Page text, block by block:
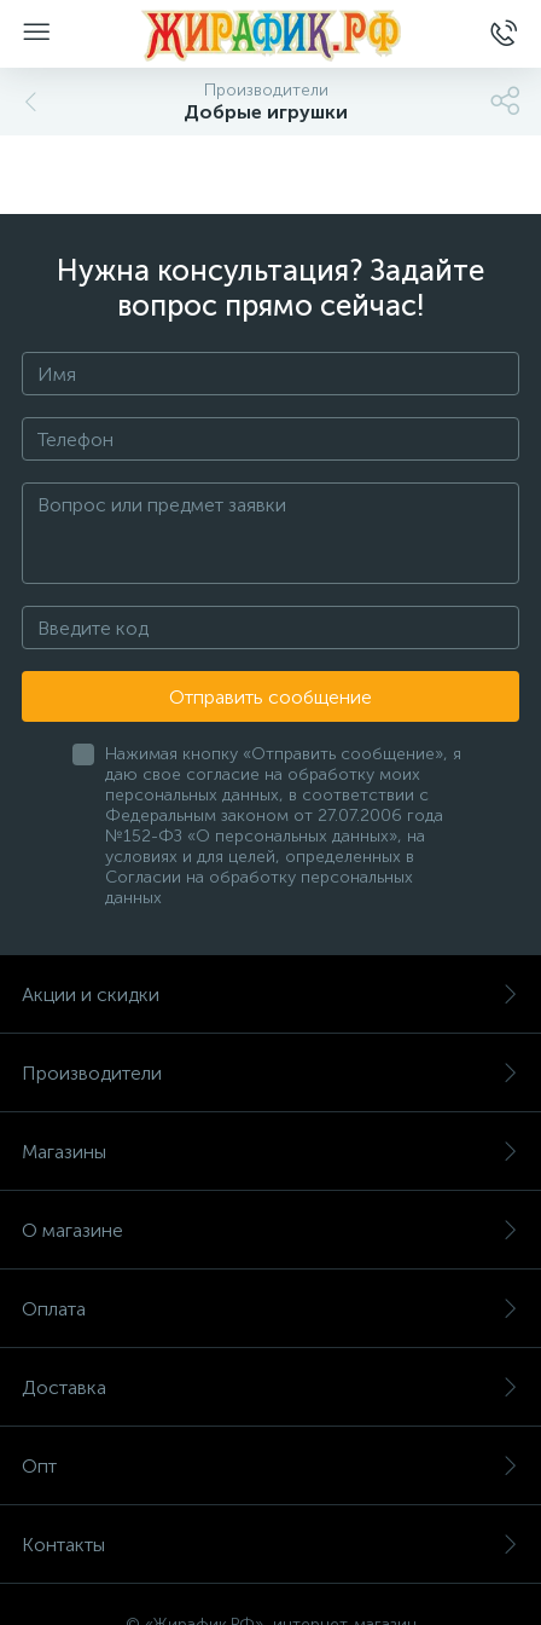
Производители
Добрые игрушки
Нужна консультация? Задайте
вопрос прямо сейчас!
Отправить сообщение
Нажимая кнопку «Отправить сообщение», я
даю свое согласие на обработку моих
персональных данных, в соответствии с
Федеральным законом от 27.07.2006 года
№152-ФЗ «О персональных данных», на
условиях и для целей, определенных в
Согласии на обработку персональных
данных
Акции и скидки
Производители
Магазины
О магазине
Оплата
Доставка
Опт
Контакты